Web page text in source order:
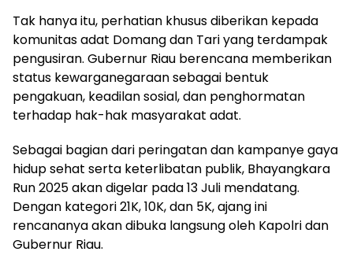
Tak hanya itu, perhatian khusus diberikan kepada
komunitas adat Domang dan Tari yang terdampak
pengusiran. Gubernur Riau berencana memberikan
status kewarganegaraan sebagai bentuk
pengakuan, keadilan sosial, dan penghormatan
terhadap hak-hak masyarakat adat.
Sebagai bagian dari peringatan dan kampanye gaya
hidup sehat serta keterlibatan publik, Bhayangkara
Run 2025 akan digelar pada 13 Juli mendatang.
Dengan kategori 21K, 10K, dan 5K, ajang ini
rencananya akan dibuka langsung oleh Kapolri dan
Gubernur Riau.